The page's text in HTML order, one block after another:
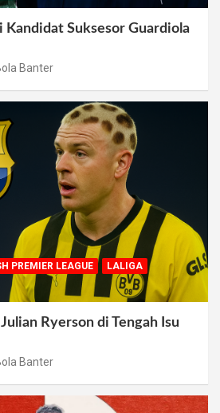
Kandidat Suksesor Guardiola
Banter
PREMIER LEAGUE
LALIGA
Ryerson di Tengah Isu
Banter